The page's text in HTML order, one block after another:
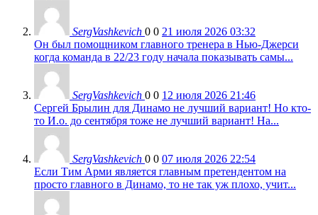
SergVashkevich 0 0 21 июля 2026 03:32
Он был помощником главного тренера в Нью-Джерси
когда команда в 22/23 году начала показывать самы...
SergVashkevich 0 0 12 июля 2026 21:46
Сергей Брылин для Динамо не лучший вариант! Но кто-
то И.о. до сентября тоже не лучший вариант! На...
SergVashkevich 0 0 07 июля 2026 22:54
Если Тим Арми является главным претендентом на
просто главного в Динамо, то не так уж плохо, учит...